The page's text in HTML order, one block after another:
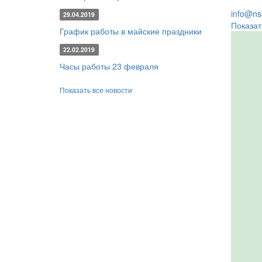
29.04.2019
График работы в майские праздники
22.02.2019
Часы работы 23 февраля
Показать все новости